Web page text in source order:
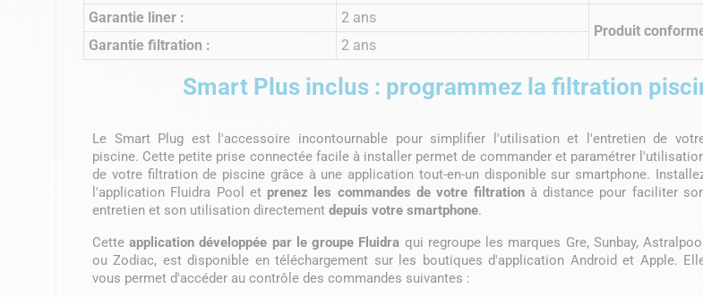
Garantie liner :
2 ans
Produit
Garantie filtration : 2 ans
Smart Plus inclus : programmez la filtration
Le Smart Plug est l'accessoire incontournable pour simplifier l'utilisation et l'entretien de
piscine. Cette petite prise connectée facile à installer permet de commander et paramétrer
de votre filtration de piscine grâce à une application tout-en-un disponible sur smartphone.
l'application Fluidra Pool et prenez les commandes de votre filtration à distance pour faciliter
entretien et son utilisation directement depuis votre smartphone.
Cetteapplication développée par le groupe Fluidra qui regroupe les marques Gre, Sunbay, Astralpool
ou Zodiac, est disponible en téléchargement sur les boutiques d'application Android et Apple.
vous permet d'accéder au contrôle des commandes suivantes :